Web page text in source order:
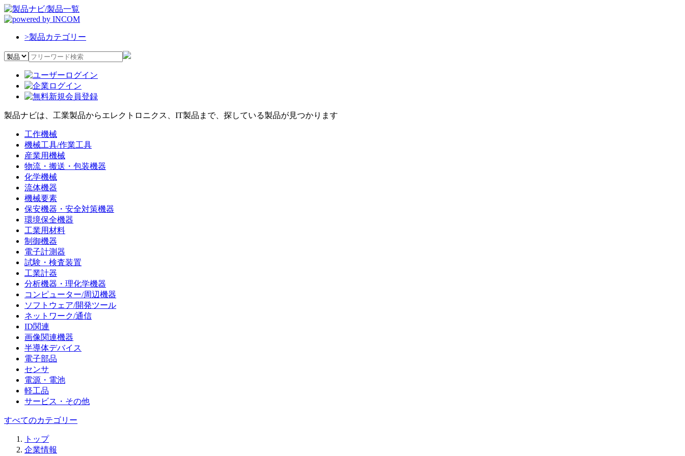
>製品カテゴリー
製品ナビは、工業製品からエレクトロニクス、IT製品まで、探している製品が見つかります
工作機械
機械工具/作業工具
産業用機械
物流・搬送・包装機器
化学機械
流体機器
機械要素
保安機器・安全対策機器
環境保全機器
工業用材料
制御機器
電子計測器
試験・検査装置
工業計器
分析機器・理化学機器
コンピューター/周辺機器
ソフトウェア/開発ツール
ネットワーク/通信
ID関連
画像関連機器
半導体デバイス
電子部品
センサ
電源・電池
軽工品
サービス・その他
すべてのカテゴリー
トップ
企業情報